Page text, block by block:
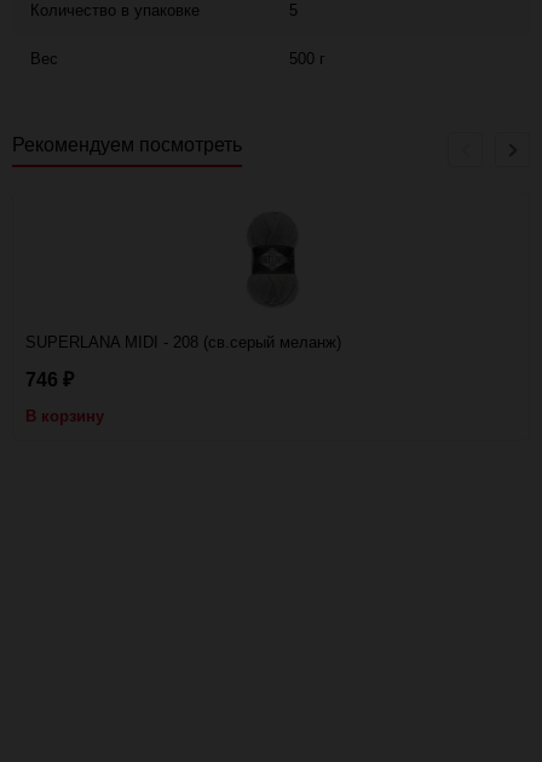
Количество в упаковке 5
Вес 500 г
Рекомендуем посмотреть
SUPERLANA MIDI - 208 (св.серый меланж)
746 ₽
В корзину